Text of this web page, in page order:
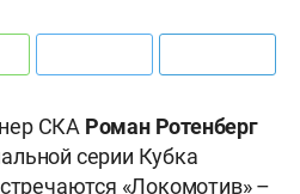
СКА Роман Ротенберг
серии Кубка
«Локомотив» –